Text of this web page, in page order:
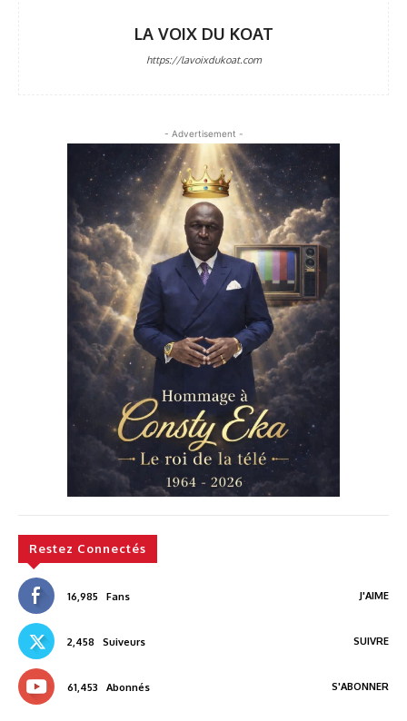
LA VOIX DU KOAT
https://lavoixdukoat.com
- Advertisement -
Restez Connectés
16,985 Fans J'AIME
2,458 Suiveurs SUIVRE
61,453 Abonnés S'ABONNER